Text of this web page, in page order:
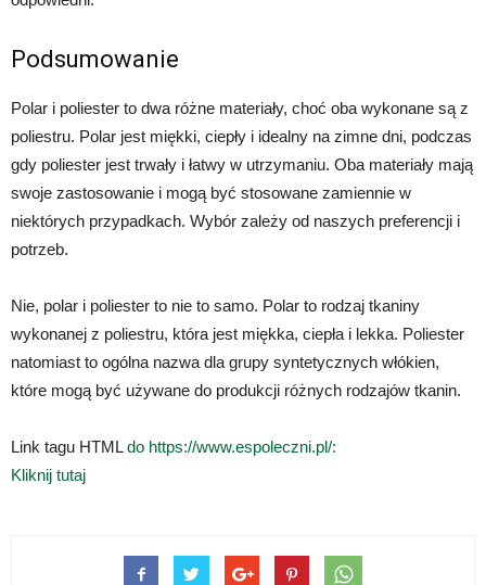
Podsumowanie
Polar i poliester to dwa różne materiały, choć oba wykonane są z
poliestru. Polar jest miękki, ciepły i idealny na zimne dni, podczas
gdy poliester jest trwały i łatwy w utrzymaniu. Oba materiały mają
swoje zastosowanie i mogą być stosowane zamiennie w
niektórych przypadkach. Wybór zależy od naszych preferencji i
potrzeb.
Nie, polar i poliester to nie to samo. Polar to rodzaj tkaniny
wykonanej z poliestru, która jest miękka, ciepła i lekka. Poliester
natomiast to ogólna nazwa dla grupy syntetycznych włókien,
które mogą być używane do produkcji różnych rodzajów tkanin.
Link tagu HTMLdo https://www.espoleczni.pl/:
Kliknij tutaj